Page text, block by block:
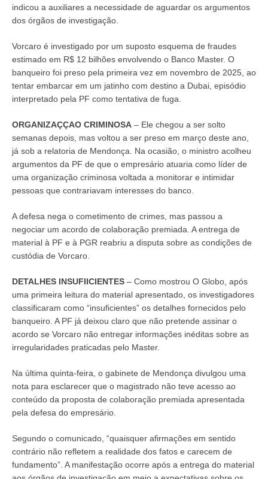
indicou a auxiliares a necessidade de aguardar os argumentos
dos órgãos de investigação.
Vorcaro é investigado por um suposto esquema de fraudes
estimado em R$ 12 bilhões envolvendo o Banco Master. O
banqueiro foi preso pela primeira vez em novembro de 2025, ao
tentar embarcar em um jatinho com destino a Dubai, episódio
interpretado pela PF como tentativa de fuga.
ORGANIZAÇÇAO CRIMINOSA – Ele chegou a ser solto
semanas depois, mas voltou a ser preso em março deste ano,
já sob a relatoria de Mendonça. Na ocasião, o ministro acolheu
argumentos da PF de que o empresário atuaria como líder de
uma organização criminosa voltada a monitorar e intimidar
pessoas que contrariavam interesses do banco.
A defesa nega o cometimento de crimes, mas passou a
negociar um acordo de colaboração premiada. A entrega de
material à PF e à PGR reabriu a disputa sobre as condições de
custódia de Vorcaro.
DETALHES INSUFIICIENTES – Como mostrou O Globo, após
uma primeira leitura do material apresentado, os investigadores
classificaram como “insuficientes” os detalhes fornecidos pelo
banqueiro. A PF já deixou claro que não pretende assinar o
acordo se Vorcaro não entregar informações inéditas sobre as
irregularidades praticadas pelo Master.
Na última quinta-feira, o gabinete de Mendonça divulgou uma
nota para esclarecer que o magistrado não teve acesso ao
conteúdo da proposta de colaboração premiada apresentada
pela defesa do empresário.
Segundo o comunicado, “quaisquer afirmações em sentido
contrário não refletem a realidade dos fatos e carecem de
fundamento”. A manifestação ocorre após a entrega do material